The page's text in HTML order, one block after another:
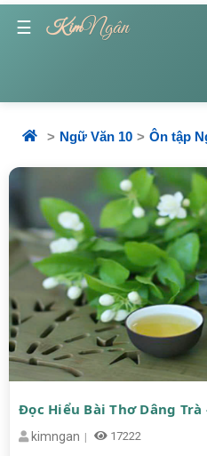
☰ KimNgân
Ngữ Văn 10 Ôn tập
Đọc Hiểu Bài Thơ Dâng
kimngan 17222